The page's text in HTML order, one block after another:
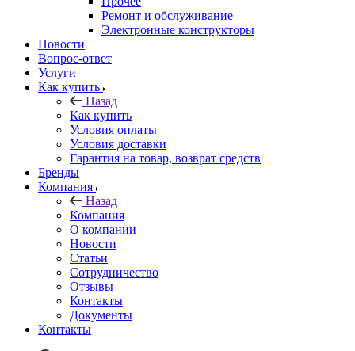
Ремонт и обслуживание
Электронные конструкторы
Новости
Вопрос-ответ
Услуги
Как купить
Назад
Как купить
Условия оплаты
Условия доставки
Гарантия на товар, возврат средств
Бренды
Компания
Назад
Компания
О компании
Новости
Статьи
Сотрудничество
Отзывы
Контакты
Документы
Контакты